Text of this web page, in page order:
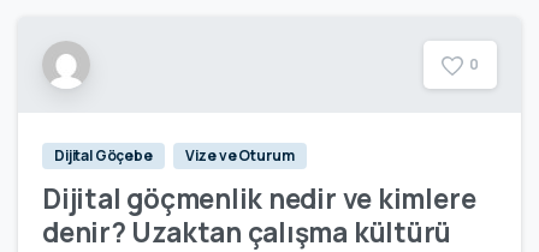
0
Dijital Göçebe Vize ve Oturum
Dijital göçmenlik nedir ve kimlere
denir? Uzaktan çalışma kültürü